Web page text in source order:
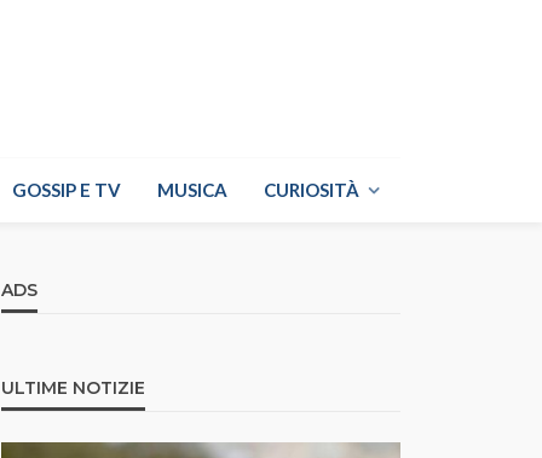
GOSSIP E TV MUSICA CURIOSITÀ
ADS
ULTIME NOTIZIE